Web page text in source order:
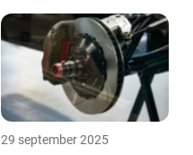
29 september 2025